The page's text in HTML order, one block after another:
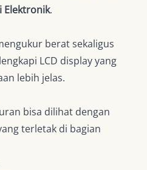
Elektronik.
berat sekaligus
LCD display yang
lebih jelas.
bisa dilihat dengan
terletak di bagian